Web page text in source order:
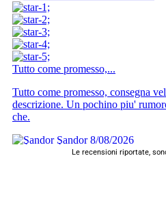
Le recensioni riportate,